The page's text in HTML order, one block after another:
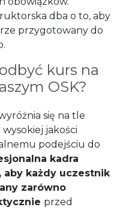
dba o to, aby
przygotowany do
kurs na
OSK?
się na tle
jakości
podejściu do
kadra
każdy uczestnik
zarówno
przed